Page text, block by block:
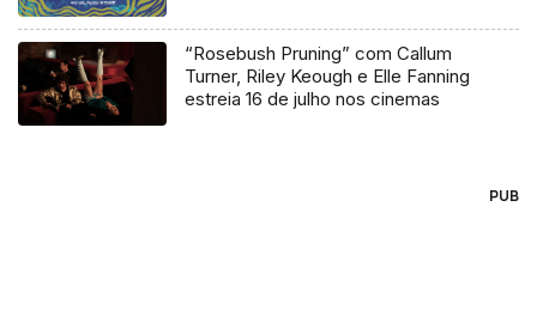
“Rosebush Pruning” com Callum
Turner, Riley Keough e Elle Fanning
estreia 16 de julho nos cinemas
PUB